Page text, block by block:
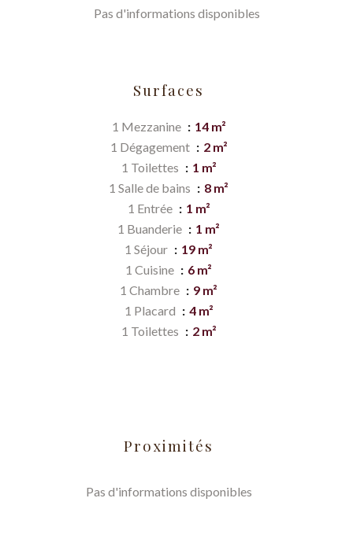
Pas d'informations disponibles
Surfaces
1 Mezzanine
14 m²
1 Dégagement
2 m²
1 Toilettes
1 m²
1 Salle de bains
8 m²
1 Entrée
1 m²
1 Buanderie
1 m²
1 Séjour
19 m²
1 Cuisine
6 m²
1 Chambre
9 m²
1 Placard
4 m²
1 Toilettes
2 m²
Proximités
Pas d'informations disponibles